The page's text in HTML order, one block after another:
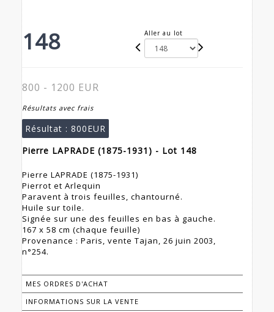
148 Aller au lot
800 - 1200 EUR
Résultats avec frais
Résultat : 800EUR
Pierre LAPRADE (1875-1931) - Lot 148
Pierre LAPRADE (1875-1931)
Pierrot et Arlequin
Paravent à trois feuilles, chantourné.
Huile sur toile.
Signée sur une des feuilles en bas à gauche.
167 x 58 cm (chaque feuille)
Provenance : Paris, vente Tajan, 26 juin 2003,
n°254.
MES ORDRES D'ACHAT
INFORMATIONS SUR LA VENTE